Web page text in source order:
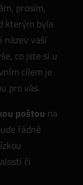
prosím,
kterým byla
název vaší
co jste si u
cílem je
pro vás.
poštou na
řádně
či